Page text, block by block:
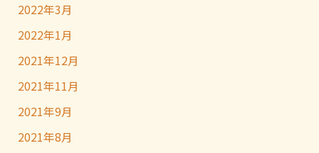
2022年3月
2022年1月
2021年12月
2021年11月
2021年9月
2021年8月